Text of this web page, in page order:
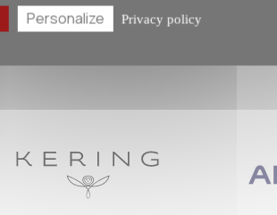
Personalize Privacy policy